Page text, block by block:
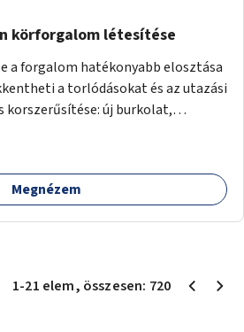
körforgalom létesítése
a forgalom hatékonyabb elosztása
a torlódásokat és az utazási
korszerűsítése: új burkolat,
Megnézem
1-21 elem, összesen: 720